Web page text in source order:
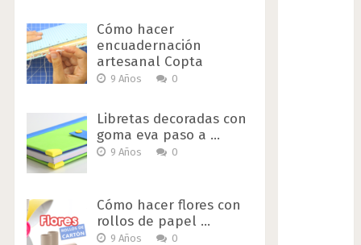
Cómo hacer
encuadernación
artesanal Copta
9 Años 0
Libretas decoradas con
goma eva paso a …
9 Años 0
Cómo hacer flores con
rollos de papel …
9 Años 0